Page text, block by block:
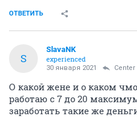
ОТВЕТИТЬ
S
SlavaNK
experienced
30 января 2021 Center
О какой жене и о каком
работаю с 7 до 20
заработать такие же